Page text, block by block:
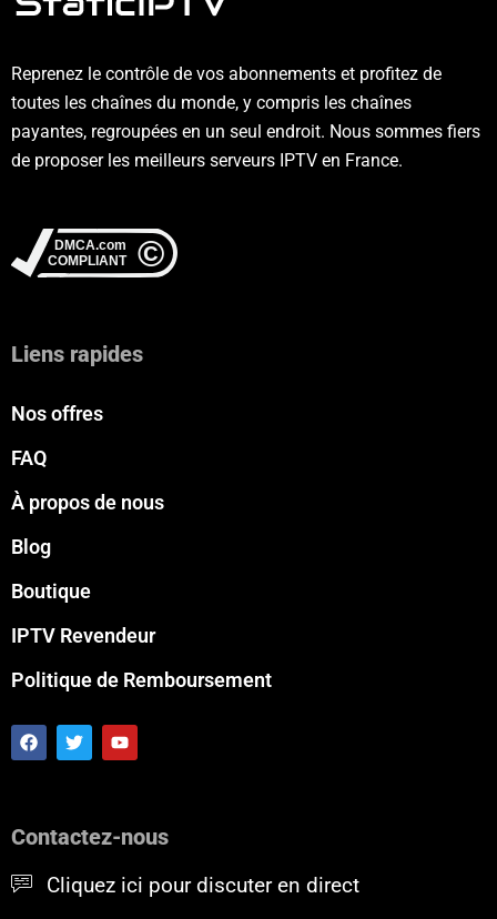
Reprenez le contrôle de vos abonnements et profitez de
toutes les chaînes du monde, y compris les chaînes
payantes, regroupées en un seul endroit. Nous sommes fiers
de proposer les meilleurs serveurs IPTV en France.
Liens rapides
Nos offres
FAQ
À propos de nous
Blog
Boutique
IPTV Revendeur
Politique de Remboursement
F
a
c
o
T
w
i
r
Y
o
u
e
Contactez-nous
Cliquez ici pour discuter en direct